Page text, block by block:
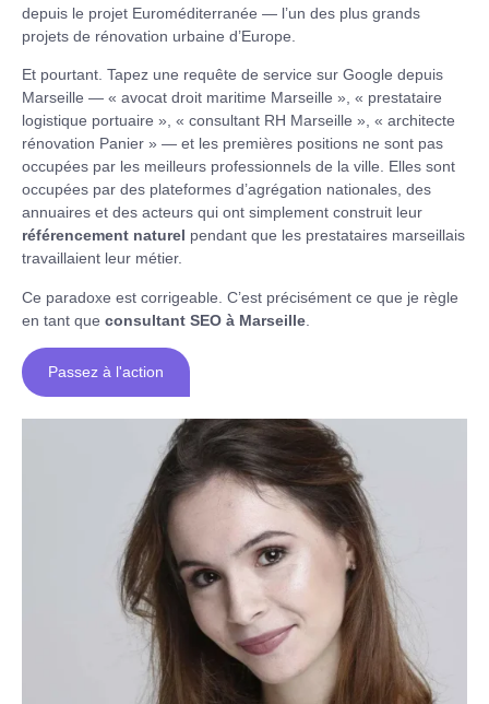
depuis le projet Euroméditerranée — l’un des plus grands
projets de rénovation urbaine d’Europe.
Et pourtant. Tapez une requête de service sur Google depuis
Marseille — « avocat droit maritime Marseille », « prestataire
logistique portuaire », « consultant RH Marseille », « architecte
rénovation Panier » — et les premières positions ne sont pas
occupées par les meilleurs professionnels de la ville. Elles sont
occupées par des plateformes d’agrégation nationales, des
annuaires et des acteurs qui ont simplement construit leur
référencement naturel pendant que les prestataires marseillais
travaillaient leur métier.
Ce paradoxe est corrigeable. C’est précisément ce que je règle
en tant que consultant SEO à Marseille
Passez à l'action